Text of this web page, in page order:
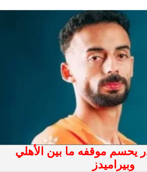
يحسم موقفه ما بين الأهلي
وبيراميدز